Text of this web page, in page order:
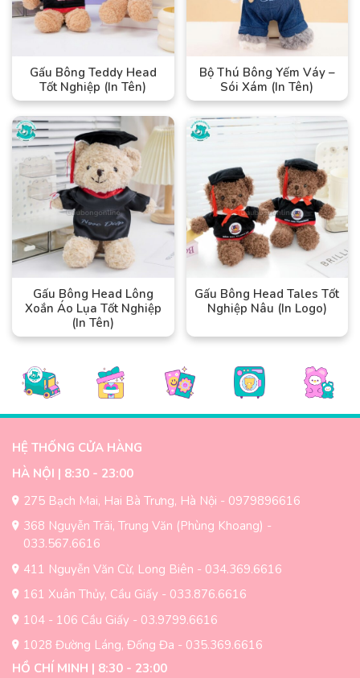
Gấu Bông Teddy Head
Tốt Nghiệp (In Tên)
Bộ Thú Bông Yếm Váy –
Sói Xám (In Tên)
Gấu Bông Head Lông
Xoắn Áo Lụa Tốt Nghiệp
(In Tên)
Gấu Bông Head Tales Tốt
Nghiệp Nâu (In Logo)
HỆ THỐNG CỬA HÀNG
HÀ NỘI | 8:30 - 23:00
275 Bạch Mai, Hai Bà Trưng, Hà Nội - 0979896616
368 Nguyễn Trãi, Trung Văn (Phùng Khoang) -
033.567.6616
411 Nguyễn Văn Cừ, Long Biên - 034.369.6616
161 Xuân Thủy, Cầu Giấy - 033.876.6616
104 - 106 Cầu Giấy - 03.9799.6616
1028 Đường Láng, Đống Đa - 035.369.6616
HỒ CHÍ MINH | 8:30 - 23:00